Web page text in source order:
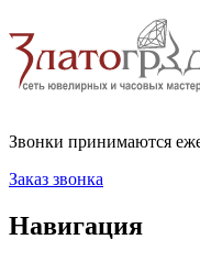
Звонки принимаются
Заказ звонка
Навигация